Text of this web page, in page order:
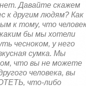
Давайте скажем
к другим людям? Как
к тому, что
бы мы хотели
чесноком, у него
сумка. Мы
что вы не можете
человека, вы
что-либо